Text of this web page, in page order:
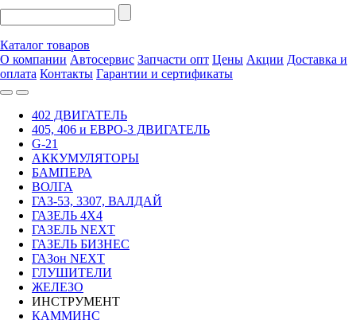
Каталог товаров
О компании Автосервис Запчасти опт Цены Акции Доставка и
оплата Контакты Гарантии и сертификаты
402 ДВИГАТЕЛЬ
405, 406 и ЕВРО-3 ДВИГАТЕЛЬ
G-21
АККУМУЛЯТОРЫ
БАМПЕРА
ВОЛГА
ГАЗ-53, 3307, ВАЛДАЙ
ГАЗЕЛЬ 4Х4
ГАЗЕЛЬ NEXT
ГАЗЕЛЬ БИЗНЕС
ГАЗон NEXT
ГЛУШИТЕЛИ
ЖЕЛЕЗО
ИНСТРУМЕНТ
КАММИНС